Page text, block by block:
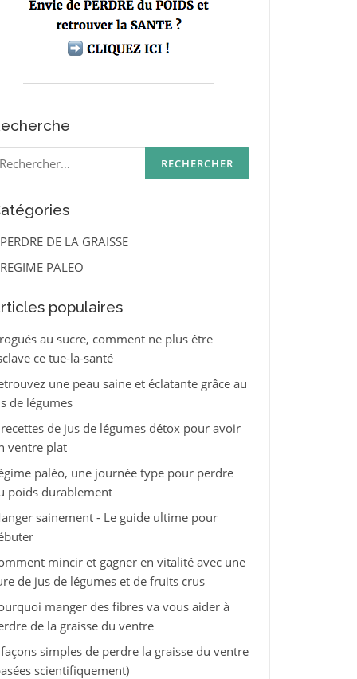
:
PERDRE DE LA GRAISSE
REGIME PALEO
populaires
au sucre, comment ne plus être
ce tue-la-santé
une peau saine et éclatante grâce au
de légumes
de jus de légumes détox pour avoir
ventre plat
paléo, une journée type pour perdre
poids durablement
sainement - Le guide ultime pour
mincir et gagner en vitalité avec une
de jus de légumes et de fruits crus
manger des fibres va vous aider à
de la graisse du ventre
simples de perdre la graisse du ventre
scientifiquement)